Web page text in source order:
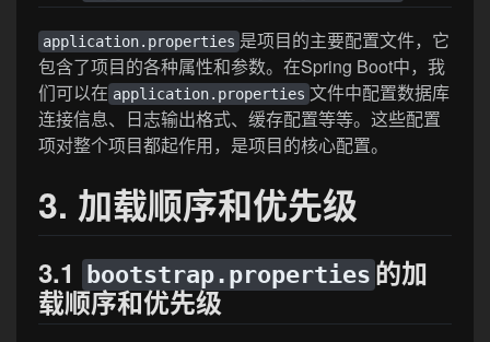
application.properties 是项目的主要配置文件，它
包含了项目的各种属性和参数。在Spring Boot中，我
们可以在 application.properties 文件中配置数据库
连接信息、日志输出格式、缓存配置等等。这些配置
项对整个项目都起作用，是项目的核心配置。
3. 加载顺序和优先级
3.1 bootstrap.properties 的加
载顺序和优先级